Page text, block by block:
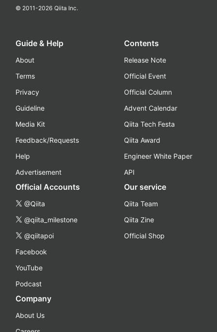
© 2011-2026 Qiita Inc.
Guide & Help
About
Terms
Privacy
Guideline
Media Kit
Feedback/Requests
Help
Advertisement
Contents
Release Note
Official Event
Official Column
Advent Calendar
Qiita Tech Festa
Qiita Award
Engineer White Paper
API
Official Accounts
@Qiita
@qiita_milestone
@qiitapoi
Facebook
YouTube
Podcast
Our service
Qiita Team
Qiita Zine
Official Shop
Company
About Us